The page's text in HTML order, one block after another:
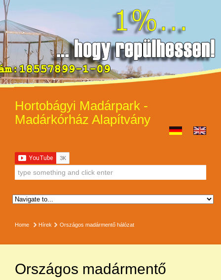
Hortobágyi Madárpark -
Madárkórház Alapítvány
Home Hírek Országos madármentő hálózat
Országos madármentő